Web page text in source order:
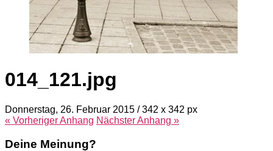
014_121.jpg
Donnerstag, 26. Februar 2015 /342 x 342 px
« VorherigerAnhang NächsterAnhang »
Deine Meinung?